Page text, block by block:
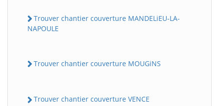
Trouver chantier couverture MANDELiEU-LA-
NAPOULE
Trouver chantier couverture MOUGiNS
Trouver chantier couverture VENCE